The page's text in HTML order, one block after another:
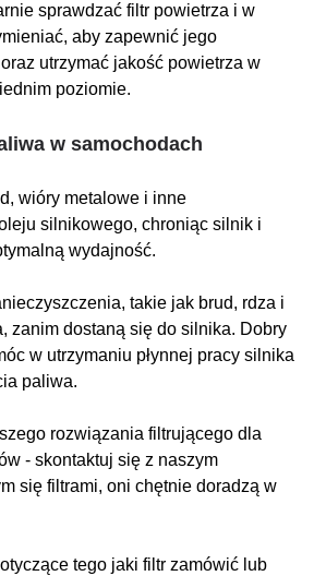
sprawdzać filtr powietrza i w
aby zapewnić jego
utrzymać jakość powietrza w
poziomie.
w samochodach
wióry metalowe i inne
silnikowego, chroniąc silnik i
wydajność.
takie jak brud, rdza i
zanim dostaną się do silnika. Dobry
w utrzymaniu płynnej pracy silnika
paliwa.
rozwiązania filtrującego dla
- skontaktuj się z naszym
się filtrami, oni chętnie doradzą w
tego jaki filtr zamówić lub